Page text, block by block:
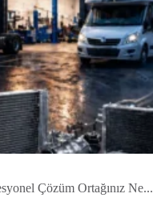
Çözüm Ortağınız Ne...